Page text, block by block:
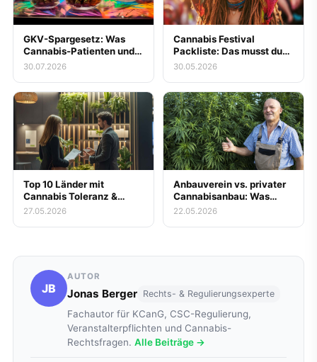
GKV-Spargesetz: Was
Cannabis-Patienten und
Messe-Besucher zur
Blüten jetzt wissen
müssen
30.07.2026
Cannabis Festival
Packliste: Das musst du
mitnehmen
30.05.2026
Top 10 Länder mit
Cannabis Toleranz &
Legalität
27.05.2026
Anbauverein vs. privater
Cannabisanbau: Was
lohnt sich wirklich?
22.05.2026
JB
AUTOR
Jonas Berger Rechts- & Regulierungsexperte
Fachautor für KCanG, CSC-Regulierung,
Veranstalterpflichten und Cannabis-
Rechtsfragen. Alle Beiträge →